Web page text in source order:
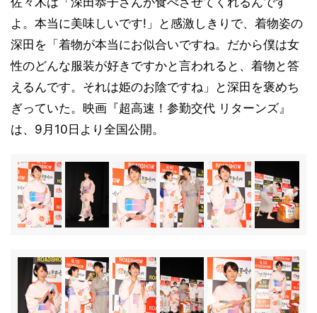
よ。本当に美味しいです!」と感激しきりで、着物姿の
深田を「着物が本当にお似合いですね。だから僕は女
性のどんな服装が好きですかと言われると、着物と答
えるんです。それは姫のお陰ですね」と深田を褒めち
ぎっていた。映画『超高速！参勤交代 リターンズ』
は、9月10日より全国公開。